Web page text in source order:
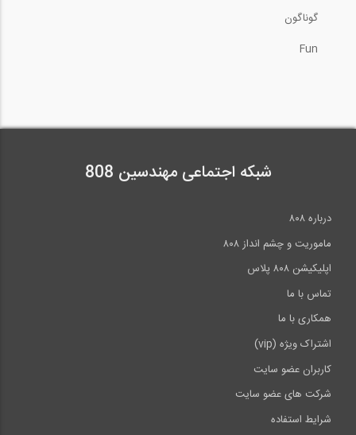
9:27
0:30
14:48
گوناگون
Fun
شبکه اجتماعی مهندسین 808
درباره ۸۰۸
ماموریت و چشم انداز ۸۰۸
اپلیکیشن ۸۰۸ پلاس
تماس با ما
همکاری با ما
اشتراک ویژه (vip)
کاربران عضو سایت
شرکت های عضو سایت
شرایط استفاده